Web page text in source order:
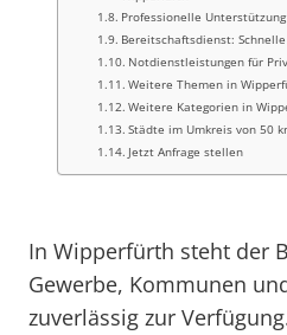
Professionelle
Bereitschaftsdienst:
Notdienstleistungen für
Weitere Themen in
Weitere Kategorien in
Städte im Umkreis von 50
Jetzt Anfrage stellen
In Wipperfürth steht der
Gewerbe, Kommunen
zuverlässig zur